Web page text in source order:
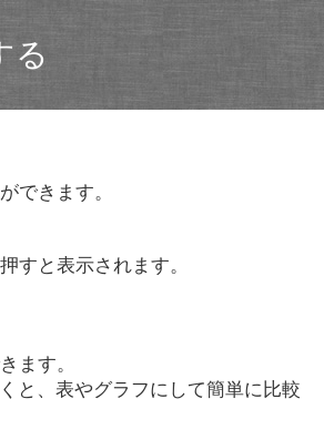
る
できます。
すと表示されます。
ます。
と、表やグラフにして簡単に比較